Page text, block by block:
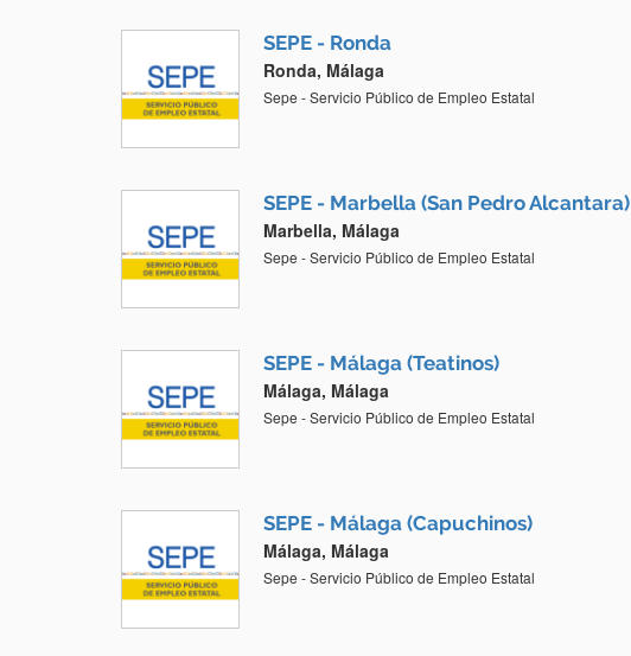
SEPE - Ronda
Ronda, Málaga
Sepe - Servicio Público de Empleo Estatal
SEPE - Marbella (San Pedro Alcantara)
Marbella, Málaga
Sepe - Servicio Público de Empleo Estatal
SEPE - Málaga (Teatinos)
Málaga, Málaga
Sepe - Servicio Público de Empleo Estatal
SEPE - Málaga (Capuchinos)
Málaga, Málaga
Sepe - Servicio Público de Empleo Estatal